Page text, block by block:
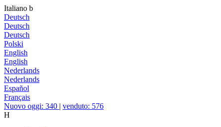
Italiano b
Deutsch
Deutsch
Deutsch
Polski
English
English
Nederlands
Nederlands
Español
Français
Nuovo oggi: 340 | venduto: 576
H